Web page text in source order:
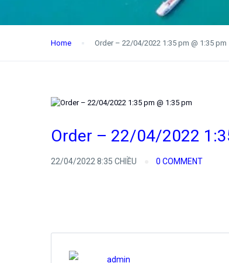
Home Order – 22/04/2022 1:35 pm @ 1:35 pm
Order – 22/04/2022
22/04/2022 8:35 CHIỀU 0 COMMENT
admin